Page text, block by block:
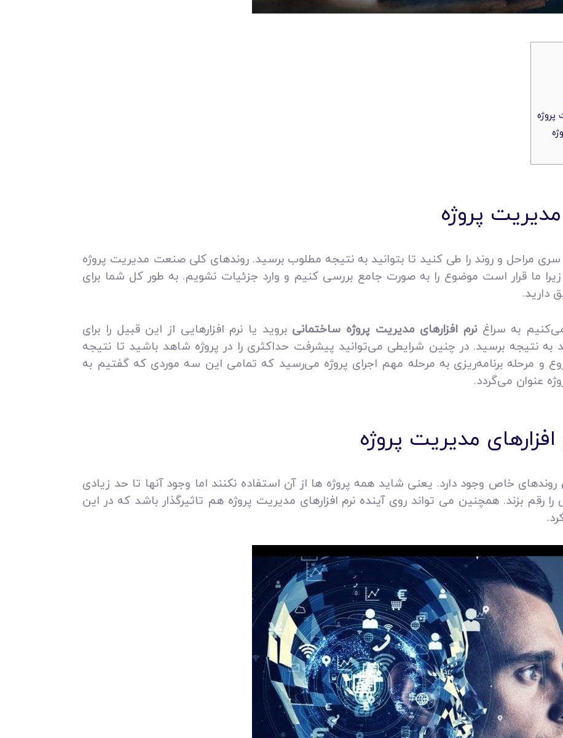
پروژه
پروژه
سری مراحل و روند را طی کنید تا بتوانید به نتیجه مطلوب برسید. روندهای کلی صنعت مدیریت پروژه
ما قرار است موضوع را به صورت جامع بررسی کنیم و وارد جزئیات نشویم. به طور کل شما برای
دارید.
به سراغنرم افزارهای مدیریت پروژه ساختمانیبروید یا نرم افزارهایی از این قبیل را برای
به نتیجه برسید. در چنین شرایطی می‌توانید پیشرفت حداکثری را در پروژه شاهد باشید تا نتیجه
و مرحله برنامه‌ریزی به مرحله مهم اجرای پروژه می‌رسید که تمامی این سه موردی که گفتیم به
عنوان می‌گردد.
مدیریت پروژه
خاص وجود دارد. یعنی شاید همه پروژه‌ ها از آن استفاده نکنند اما وجود آنها تا حد زیادی
رقم بزند. همچنین می‌ تواند روی آینده نرم افزارهای مدیریت پروژه هم تاثیرگذار باشد که در این